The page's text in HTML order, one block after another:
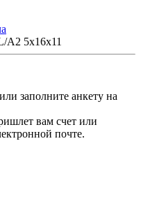
A2 5х16х11
заполните анкету на
вам счет или
почте.